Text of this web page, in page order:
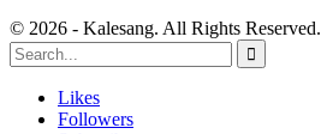
© 2026 - Kalesang. All Rights Reserved.
Likes
Followers